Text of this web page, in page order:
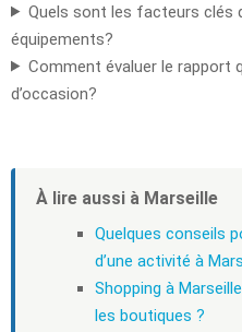
Quels sont les facteurs clés
équipements?
Comment évaluer le rapport
d’occasion?
À lire aussi à Marseille
Quelques conseils
d’une activité à
Shopping à
les boutiques ?